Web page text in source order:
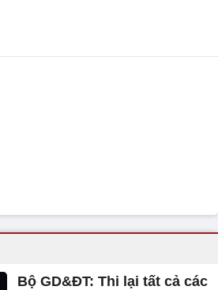
Bộ GD&ĐT: Thi lại tất cả các